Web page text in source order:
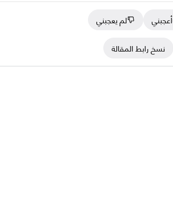
أعجبني
لم يعجبني
نسخ رابط المقالة